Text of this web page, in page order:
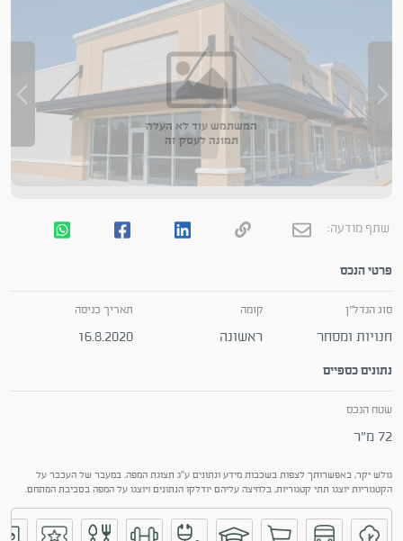
המשתמש עוד לא העלה
תמונה לעסק זה
שתף מודעה:
פרטי הנכס
סוג הנדל"ן
חנויות ומסחר
קומה
ראשונה
תאריך כניסה
16.8.2020
נתונים כספיים
שטח הנכס
72 מ"ר
גולש יקר, באפשרותך לצפות בשכבות מידע ונתונים ע"ג תצוגת המפה. במעבר של העכבר על
הקטגוריות יוצגו תתי קטגוריות, בלחיצה עליהם יודלקו הנתונים ויוצגו על המפה בסביבת המתחם.